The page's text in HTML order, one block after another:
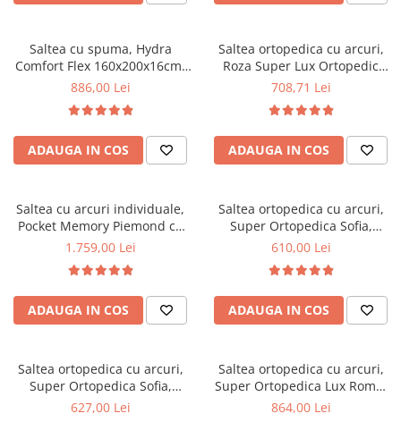
Saltea cu spuma, Hydra
Comfort Flex 160x200x16cm,
fermitate mediu spre tare,
detasabila, Saltsib
886,00 Lei
ADAUGA IN COS
Saltea ortopedica cu arcuri,
Roza Super Lux Ortopedic
125x190x25cm, fermitate
arcuri Bonell,reversibila,
banda de aerisire spaceair,
greutate maxima sustinuta
100 kg/utilizator, Salt Confort
708,71 Lei
ADAUGA IN COS
Saltea cu arcuri individuale,
Pocket Memory Piemond cu
topper, 160x200x32cm,
memory foam 2,5 cm, husa
matlasata, sistem de aerisire
perimetral, greutate maxima
sustinuta 100 kg/utilizator,
1.759,00 Lei
ADAUGA IN COS
Saltea ortopedica cu arcuri,
Super Ortopedica Sofia,
130x200x20cm, fermitate
fata vara-iarna, sistem
aerisire cu butoni, Saltex
610,00 Lei
ADAUGA IN COS
Saltea ortopedica cu arcuri,
Super Ortopedica Sofia,
135x200x20cm, fermitate
627,00 Lei
Saltea ortopedica cu arcuri,
Super Ortopedica Lux Roma,
140x200x23cm, fermitate tare,
864,00 Lei